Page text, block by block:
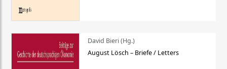
David Bieri (Hg.)
August Lösch – Briefe / Letters